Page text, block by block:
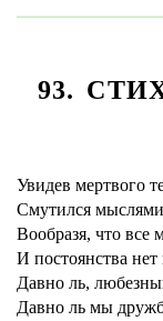
93.
Увидев мертвого
Смутился
Вообразя, что все
И постоянства
Давно ль,
Давно ль мы